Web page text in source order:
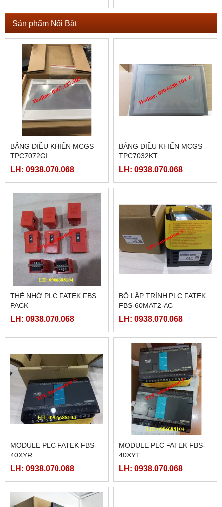
Sản phẩm Nổi Bật
BẢNG ĐIỀU KHIỂN MCGS
TPC7072GI
LH: 0938.070.068
BẢNG ĐIỀU KHIỂN MCGS
TPC7032KT
LH: 0938.070.068
THẺ NHỚ PLC FATEK FBS
PACK
LH: 0938.070.068
BỘ LẬP TRÌNH PLC FATEK
FBS-60MAT2-AC
LH: 0938.070.068
MODULE PLC FATEK FBS-
40XYR
LH: 0938.070.068
MODULE PLC FATEK FBS-
40XYT
LH: 0938.070.068